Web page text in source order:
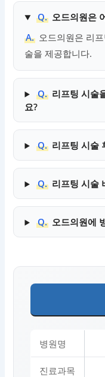
Q. 오드의원은
A. 오드의원은 리
술을 제공합니다.
Q. 리프팅 시술
요?
Q. 리프팅 시술
Q. 리프팅 시술
Q. 오드의원에
병원명
진료과목